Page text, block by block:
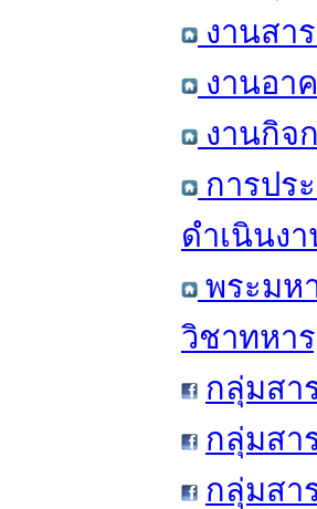
งานสา
งานอา
งานกิจ
การปร
ดำเนินง
พระมห
วิชาทหา
กลุ่มสา
กลุ่มสา
กลุ่มสา